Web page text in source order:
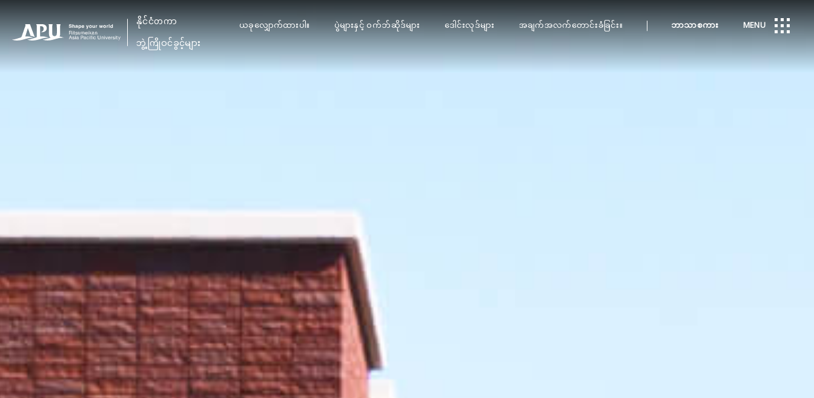
နိုင်ငံတကာ
​ ​
ဘွဲ့ကြိုဝင်ခွင့်များ
ယခုလျှောက်ထားပါ။ ပွဲများနှင့် ဝက်ဘ်ဆိုဒ်များ ဒေါင်းလုဒ်များ အချက်အလက်တောင်းခံခြင်း။ ဘာသာစကား MENU